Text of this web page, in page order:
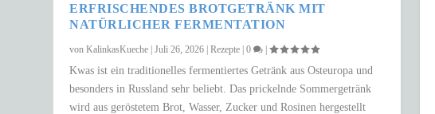
ERFRISCHENDES BROTGETRÄNK MIT
NATÜRLICHER FERMENTATION
vonKalinkasKueche |Juli 26, 2026 |Rezepte |0 |
Kwas ist ein traditionelles fermentiertes Getränk aus Osteuropa und
besonders in Russland sehr beliebt. Das prickelnde Sommergetränk
wird aus geröstetem Brot, Wasser, Zucker und Rosinen hergestellt